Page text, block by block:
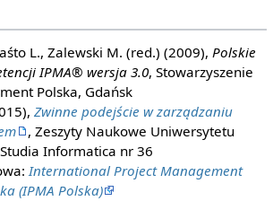
L., Zalewski M. (red.) (2009),Polskie
IPMA® wersja 3.0, Stowarzyszenie
Polska, Gdańsk
Zwinne podejście w zarządzaniu
, Zeszyty Naukowe Uniwersytetu
Informatica nr 36
International Project Management
(IPMA Polska)